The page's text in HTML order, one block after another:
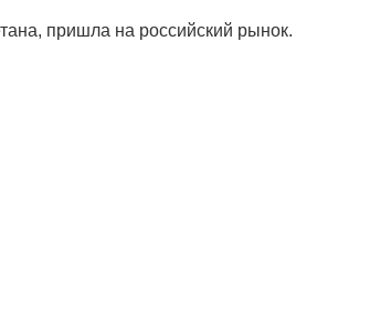
пришла на российский рынок.